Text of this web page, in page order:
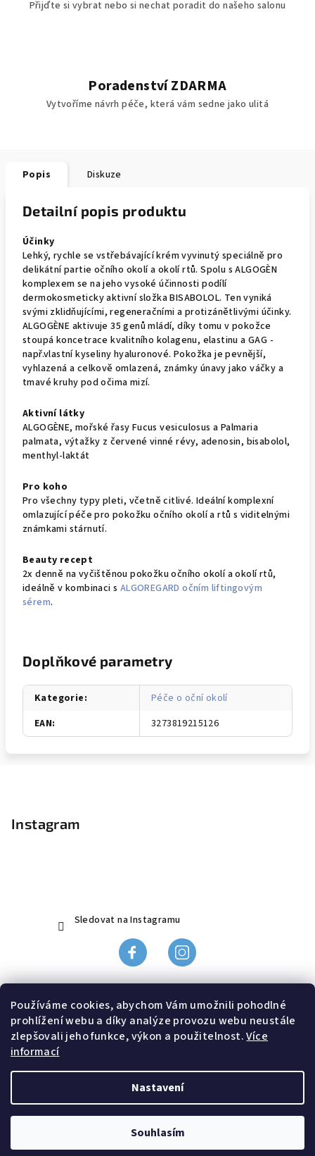
Používáme cookies, abychom Vám umožnili pohodlné
prohlížení webu a díky analýze provozu webu neustále
zlepšovali jeho funkce, výkon a použitelnost.Více
informací
Nastavení
Souhlasím
Přijďte si vybrat nebo si nechat poradit do našeho salonu
Poradenství ZDARMA
Vytvoříme návrh péče, která vám sedne jako ulitá
Popis Diskuze
Detailní popis produktu
Účinky
Lehký, rychle se vstřebávající krém vyvinutý speciálně pro
delikátní partie očního okolí a okolí rtů. Spolu s ALGOGÈN
komplexem se na jeho vysoké účinnosti podílí
dermokosmeticky aktivní složka BISABOLOL. Ten vyniká
svými zklidňujícími, regeneračními a protizánětlivými účinky.
ALGOGÈNE aktivuje 35 genů mládí, díky tomu v pokožce
stoupá koncetrace kvalitního kolagenu, elastinu a GAG -
např.vlastní kyseliny hyaluronové. Pokožka je pevnější,
vyhlazená a celkově omlazená, známky únavy jako váčky a
tmavé kruhy pod očima mizí.
Aktivní látky
ALGOGÈNE, mořské řasy Fucus vesiculosus a Palmaria
palmata, výtažky z červené vinné révy, adenosin, bisabolol,
menthyl-laktát
Pro koho
Pro všechny typy pleti, včetně citlivé. Ideální komplexní
omlazující péče pro pokožku očního okolí a rtů s viditelnými
známkami stárnutí.
Beauty recept
2x denně na vyčištěnou pokožku očního okolí a okolí rtů,
ideálně v kombinaci s ALGOREGARD očním liftingovým
sérem.
Doplňkové parametry
Kategorie:
Péče o oční okolí
EAN: 3273819215126
Instagram
Sledovat na Instagramu
Ochrana údajů
Odstoupení od smlouvy, reklamace
Kontakt
Vytvořil Shoptet